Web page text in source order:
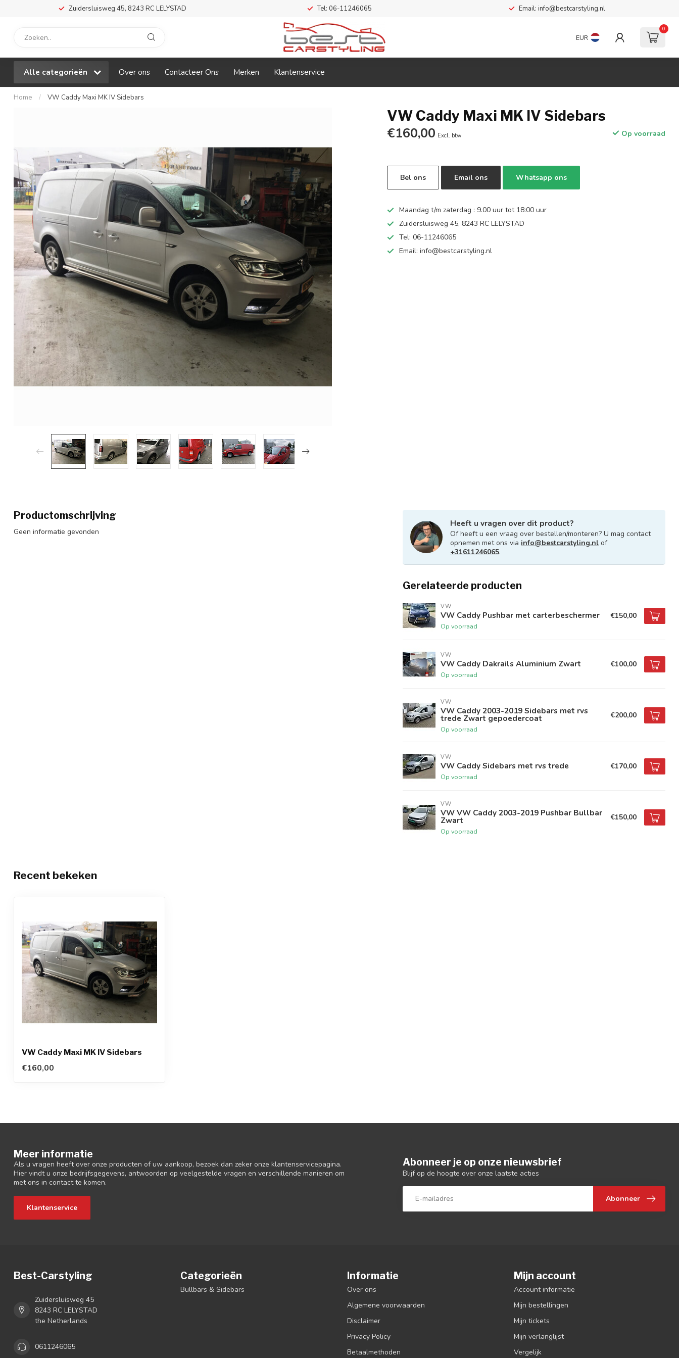
Zuidersluisweg 45, 8243 RC LELYSTAD Tel: 06-11246065 Email: info@bestcarstyling.nl
EUR
0
Alle categorieën Over ons Contacteer Ons Merken Klantenservice
Home / VW Caddy Maxi MK IV Sidebars
VW Caddy Maxi MK IV Sidebars
€160,00 Excl. btw Op voorraad
Bel ons Email ons Whatsapp ons
Maandag t/m zaterdag : 9.00 uur tot 18:00 uur
Zuidersluisweg 45, 8243 RC LELYSTAD
Tel: 06-11246065
Email:info@bestcarstyling.nl
Productomschrijving
Geen informatie gevonden
Heeft u vragen over dit product?
Of heeft u een vraag over bestellen/monteren? U mag contact
opnemen met ons via info@bestcarstyling.nl of
+31611246065.
Gerelateerde producten
VW
VW Caddy Pushbar met carterbeschermer
Op voorraad
€150,00
VW
VW Caddy Dakrails Aluminium Zwart
Op voorraad
€100,00
VW
VW Caddy 2003-2019 Sidebars met rvs
trede Zwart gepoedercoat
Op voorraad
€200,00
VW
VW Caddy Sidebars met rvs trede
Op voorraad
€170,00
VW
VW VW Caddy 2003-2019 Pushbar Bullbar
Zwart
Op voorraad
€150,00
Recent bekeken
VW Caddy Maxi MK IV Sidebars
€160,00
Meer informatie
Als u vragen heeft over onze producten of uw aankoop, bezoek dan zeker onze klantenservicepagina.
Hier vindt u onze bedrijfsgegevens, antwoorden op veelgestelde vragen en verschillende manieren om
met ons in contact te komen.
Klantenservice
Abonneer je op onze nieuwsbrief
Blijf op de hoogte over onze laatste acties
Abonneer
Best-Carstyling
Zuidersluisweg 45
8243 RC LELYSTAD
the Netherlands
0611246065
Categorieën
Bullbars & Sidebars
Informatie
Over ons
Algemene voorwaarden
Disclaimer
Privacy Policy
Betaalmethoden
Mijn account
Account informatie
Mijn bestellingen
Mijn tickets
Mijn verlanglijst
Vergelijk